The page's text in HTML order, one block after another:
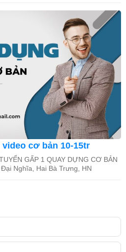
cơ bản 10-15tr
GẤP 1 QUAY DỰNG CƠ BẢN
Nghĩa, Hai Bà Trưng, HN